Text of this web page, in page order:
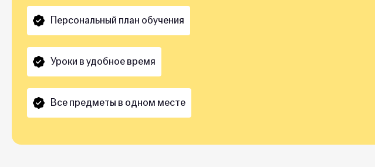
Персональный план обучения
Уроки в удобное время
Все предметы в одном месте